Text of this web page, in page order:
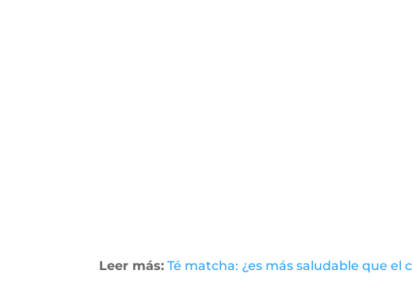
Leer más: Té matcha: ¿es más saludable que el